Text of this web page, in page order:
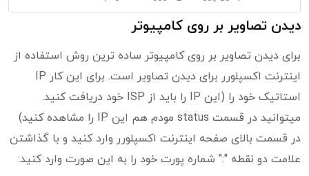
دیدن تصاویر بر روی کامپیوتر
برای دیدن تصاویر بر روی کامپیوتر ساده ترین روش استفاده از
اینترنت اکسپلورر برای دیدن تصاویر است. برای این کار IP
استاتیک خود را (این IP را باید از ISP خود دریافت کنید.
میتوانید در قسمت status مودم هم این IP را مشاهده کنید)
در قسمت بالای صفحه اینترنت اکسپلورر وارد کنید و با گذاشتن
علامت دو نقطه ":" شماره پورت خود را به این صورت وارد کنید: